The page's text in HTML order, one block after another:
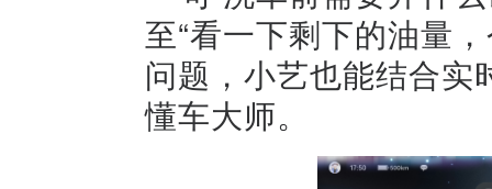
至“看一下剩下的油量
问题，小艺也能结合实
懂车大师。